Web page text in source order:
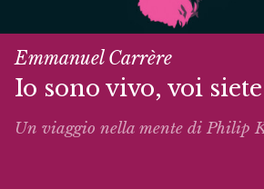
Emmanuel Carrère
Io sono vivo, voi
Un viaggio nella mente di Philip